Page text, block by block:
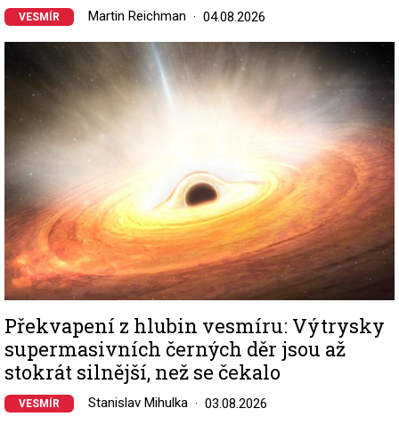
VESMÍR Martin Reichman 04.08.2026
Image
Překvapení z hlubin vesmíru: Výtrysky
supermasivních černých děr jsou až
stokrát silnější, než se čekalo
VESMÍR Stanislav Mihulka 03.08.2026